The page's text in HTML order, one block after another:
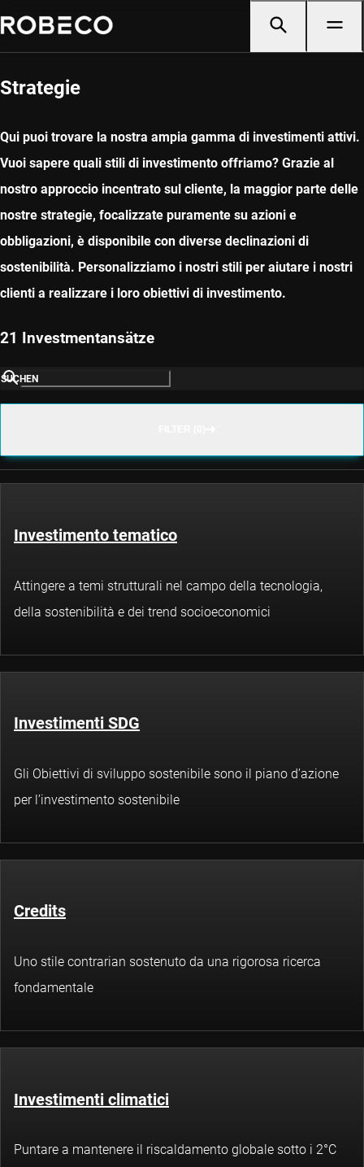
Strategie
Qui puoi trovare la nostra ampia gamma di investimenti attivi.
Vuoi sapere quali stili di investimento offriamo? Grazie al
nostro approccio incentrato sul cliente, la maggior parte delle
nostre strategie, focalizzate puramente su azioni e
obbligazioni, è disponibile con diverse declinazioni di
sostenibilità. Personalizziamo i nostri stili per aiutare i nostri
clienti a realizzare i loro obiettivi di investimento.
21 Investmentansätze
SUCHEN
Investimento tematico
Attingere a temi strutturali nel campo della tecnologia,
della sostenibilità e dei trend socioeconomici
Investimenti SDG
Gli Obiettivi di sviluppo sostenibile sono il piano d’azione
per l’investimento sostenibile
Credits
Uno stile contrarian sostenuto da una rigorosa ricerca
fondamentale
Investimenti climatici
Puntare a mantenere il riscaldamento globale sotto i 2°C